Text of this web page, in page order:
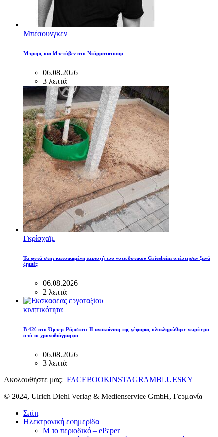
Μπέσουνγκεν
Μπραμς και Μπετόβεν στο Ντάρμστατιουμ
06.08.2026
3 λεπτά
Γκρίσχαϊμ
Τα φυτά στην κατοικημένη περιοχή του νοτιοδυτικού Griesheim υπέστησαν ξανά
ζημιές
06.08.2026
2 λεπτά
κινητικότητα
B 426 στο Όμπερ-Ράμστατ: Η ανακαίνιση της γέφυρας ολοκληρώθηκε νωρίτερα
από το χρονοδιάγραμμα
06.08.2026
3 λεπτά
Ακολουθήστε μας: FACEBOOKINSTAGRAMBLUESKY
© 2024, Ulrich Diehl Verlag & Medienservice GmbH, Γερμανία
Σπίτι
Ηλεκτρονική εφημερίδα
M το περιοδικό – ePaper